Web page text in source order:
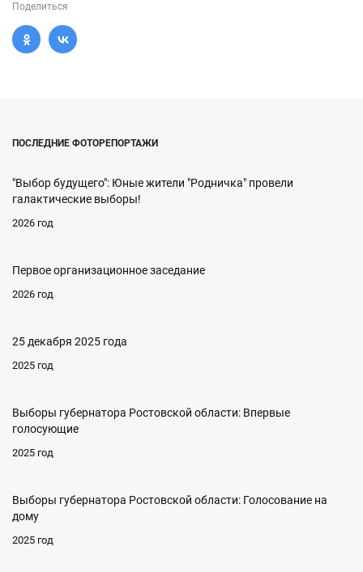
Поделиться
ПОСЛЕДНИЕ ФОТОРЕПОРТАЖИ
"Выбор будущего": Юные жители "Родничка" провели
галактические выборы!
2026 год
Первое организационное заседание
2026 год
25 декабря 2025 года
2025 год
Выборы губернатора Ростовской области: Впервые
голосующие
2025 год
Выборы губернатора Ростовской области: Голосование на
дому
2025 год